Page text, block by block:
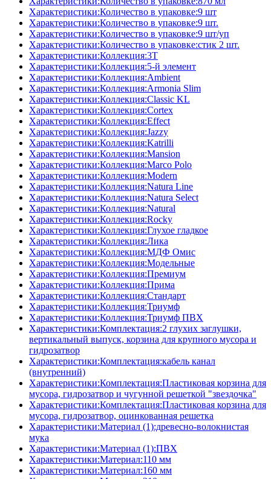
Характеристики:Количество в упаковке:9 шт
Характеристики:Количество в упаковке:9 шт.
Характеристики:Количество в упаковке:9 шт/уп
Характеристики:Количество в упаковке:стик 2 шт.
Характеристики:Коллекция:3T
Характеристики:Коллекция:5-й элемент
Характеристики:Коллекция:Ambient
Характеристики:Коллекция:Armonia Slim
Характеристики:Коллекция:Classic KL
Характеристики:Коллекция:Cortex
Характеристики:Коллекция:Effect
Характеристики:Коллекция:Jazzy
Характеристики:Коллекция:Katrilli
Характеристики:Коллекция:Mansion
Характеристики:Коллекция:Marco Polo
Характеристики:Коллекция:Modern
Характеристики:Коллекция:Natura Line
Характеристики:Коллекция:Natura Select
Характеристики:Коллекция:Natural
Характеристики:Коллекция:Rocky
Характеристики:Коллекция:Глухое гладкое
Характеристики:Коллекция:Лика
Характеристики:Коллекция:МДФ Омис
Характеристики:Коллекция:Модельные
Характеристики:Коллекция:Премиум
Характеристики:Коллекция:Прима
Характеристики:Коллекция:Стандарт
Характеристики:Коллекция:Триумф
Характеристики:Коллекция:Триумф ПВХ
Характеристики:Комплектация:2 глухих заглушки,
вертикальный выпуск, корзина для крупного мусора и
гидрозатвор
Характеристики:Комплектация:кабель канал
(внутренний)
Характеристики:Комплектация:Пластиковая корзина для
мусора, гидрозатвор и чугунной решеткой "звездочка"
Характеристики:Комплектация:Пластиковая корзина для
мусора, гидрозатвор, оцинкованная решетка
Характеристики:Материал (1):древесно-волокнистая
мука
Характеристики:Материал (1):ПВХ
Характеристики:Материал:110 мм
Характеристики:Материал:160 мм